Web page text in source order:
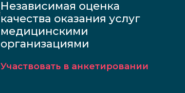
Независимая оценка
качества оказания услуг
медицинскими
организациями
Участвовать в анкетировании